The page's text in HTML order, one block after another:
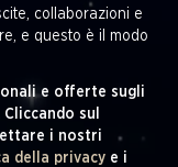
collaborazioni e
e questo è il modo
e offerte sugli
sul
i nostri
della privacy e i